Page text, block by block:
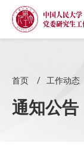
首页 工作动态
通知公告